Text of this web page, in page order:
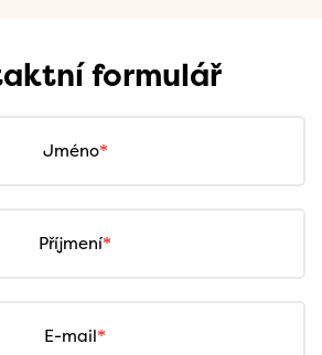
formulář
Jméno
Příjmení
E-mail